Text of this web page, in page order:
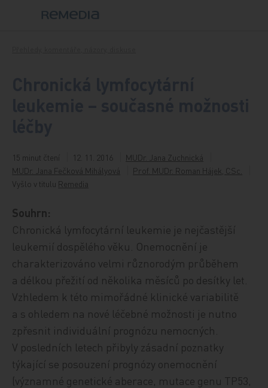
15 minut čtení 12. 11. 2016
MUDr. Jana Zuchnická
MUDr. Jana Fečková Mihályová
Prof. MUDr. Roman Hájek, CSc.
Vyšlo v titulu Remedia
Souhrn:
Chronická lymfocytární leukemie je nejčastější
leukemií dospělého věku. Onemocnění je
charakterizováno velmi různorodým průběhem
a délkou přežití od několika měsíců po desítky let.
Vzhledem k této mimořádné klinické variabilitě
a s ohledem na nové léčebné možnosti je nutno
zpřesnit individuální prognózu nemocných.
V posledních letech přibyly zásadní poznatky
týkající se posouzení prognózy onemocnění
(významné genetické aberace, mutace genu TP53,